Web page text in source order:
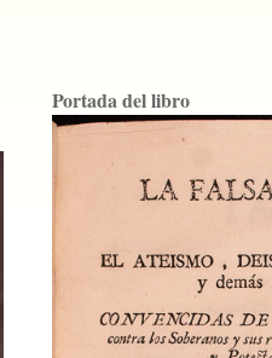
Portada del libro